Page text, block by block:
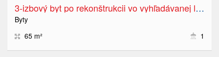
3-izbový byt po rekonštrukcii vo vyhľadávanej lokalite v širšom centre Popradu
Byty
65 m²
1